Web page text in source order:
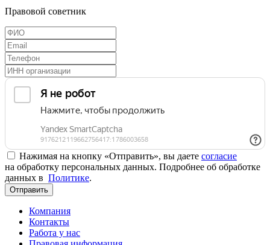
Правовой советник
Нажимая на кнопку «Отправить», вы даете согласие
на обработку персональных данных. Подробнее об обработке
данных в Политике.
Отправить
Компания
Контакты
Работа у нас